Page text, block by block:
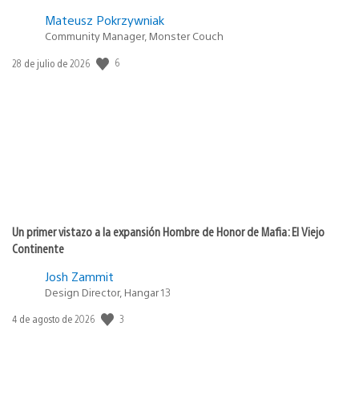
Mateusz Pokrzywniak
Community Manager, Monster Couch
Fecha
28 de julio de 2026 6
Un primer vistazo a la expansión Hombre de Honor de Mafia: El Viejo
Continente
Josh Zammit
Design Director, Hangar 13
Fecha
4 de agosto de 2026 3